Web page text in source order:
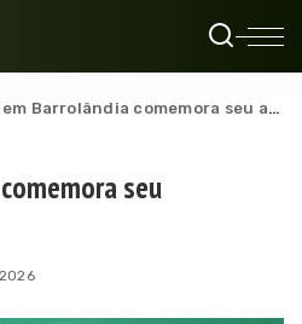
Barrolândia comemora seu aniversário.
seu